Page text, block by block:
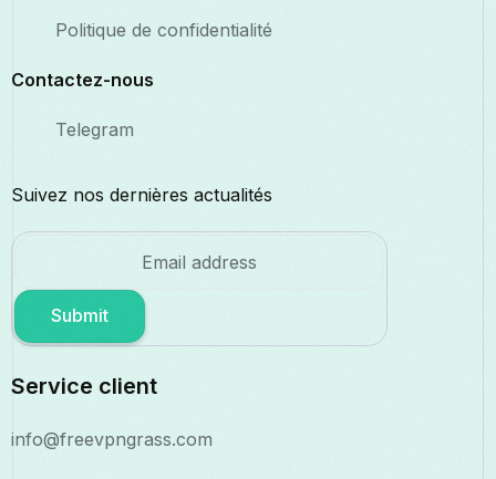
Politique de confidentialité
Contactez-nous
Telegram
Suivez nos dernières actualités
Submit
Service client
info@freevpngrass.com